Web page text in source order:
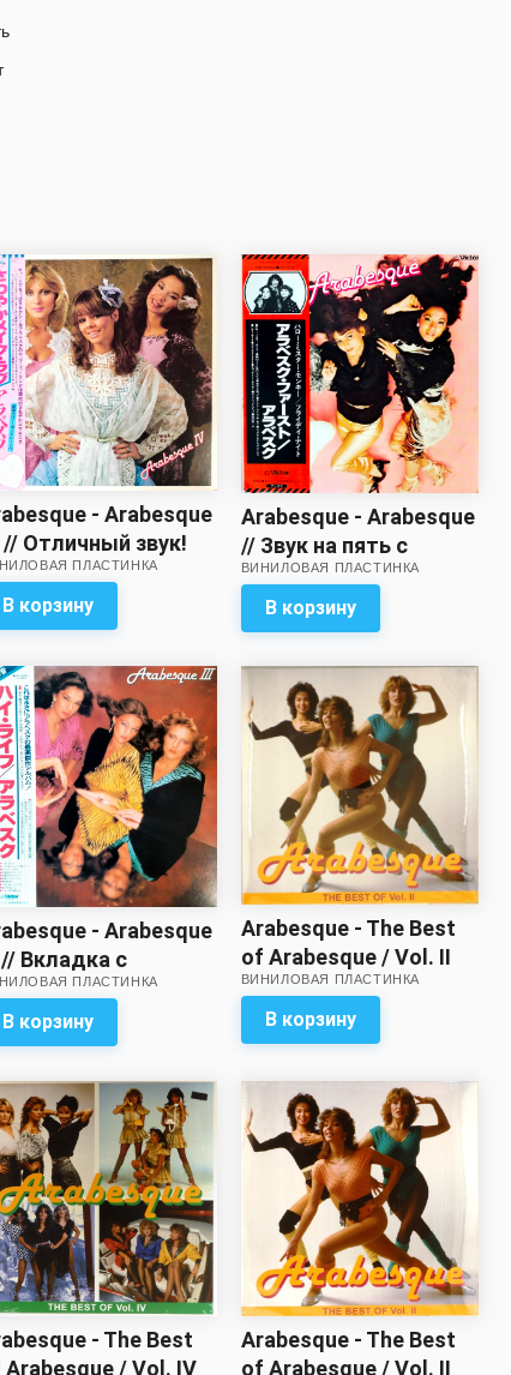
- Arabesque
// Отличный звук!
ПЛАСТИНКА
В корзину
Arabesque - Arabesque
// Звук на пять с
минусом!
ВИНИЛОВАЯ ПЛАСТИНКА
В корзину
- Arabesque
Вкладка с
– в
ПЛАСТИНКА
В корзину
Arabesque - The Best
of Arabesque / Vol. II
(Yellow vinyl)
ВИНИЛОВАЯ ПЛАСТИНКА
В корзину
- The Best
/ Vol. IV
Arabesque - The Best
of Arabesque / Vol. II